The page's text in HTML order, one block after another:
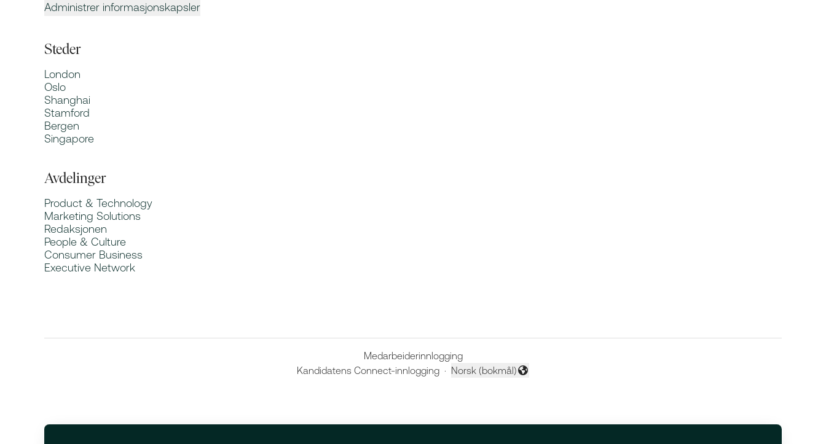
Administrer informasjonskapsler
Steder
London
Oslo
Shanghai
Stamford
Bergen
Singapore
Avdelinger
Product & Technology
Marketing Solutions
Redaksjonen
People & Culture
Consumer Business
Executive Network
Medarbeiderinnlogging
Kandidatens Connect-innlogging ·
Endre språk
Norsk (bokmål)